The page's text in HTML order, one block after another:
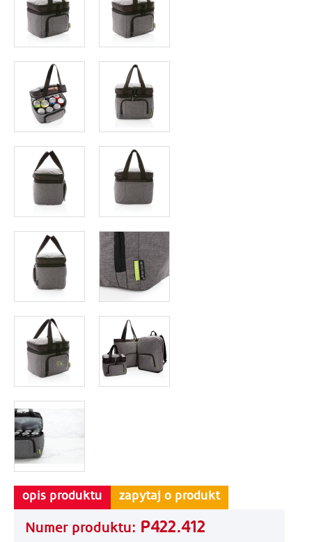
opis produktu zapytaj o produkt
Numer produktu: P422.412